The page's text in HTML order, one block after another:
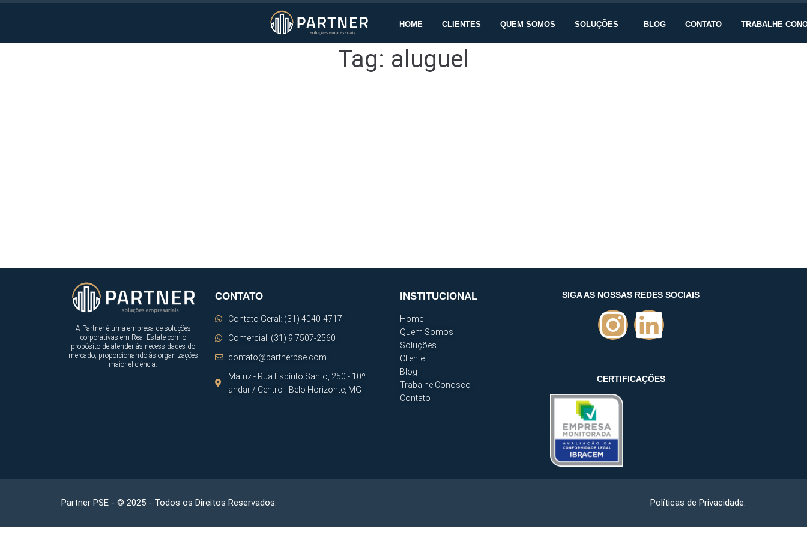
HOME CLIENTES QUEM SOMOS SOLUÇÕES BLOG CONTATO TRABALHE
Tag: aluguel
A Partner é uma empresa de soluções
corporativas em Real Estate com o
propósito de atender às necessidades do
mercado, proporcionando às organizações
maior eficiência.
CONTATO
Contato Geral: (31) 4040-4717
Comercial: (31) 9 7507-2560
contato@partnerpse.com
Matriz - Rua Espírito Santo, 250 - 10º
andar / Centro - Belo Horizonte, MG
INSTITUCIONAL
Home
Quem Somos
Soluções
Cliente
Blog
Trabalhe Conosco
Contato
SIGA AS NOSSAS REDES SOCIAIS
CERTIFICAÇÕES
Partner PSE - © 2025 - Todos os Direitos Reservados. Políticas de Privacidade.